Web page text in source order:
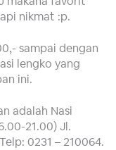
nikmat :p.
sampai dengan
lengko yang
ini.
adalah Nasi
21.00) Jl.
0231 – 210064.